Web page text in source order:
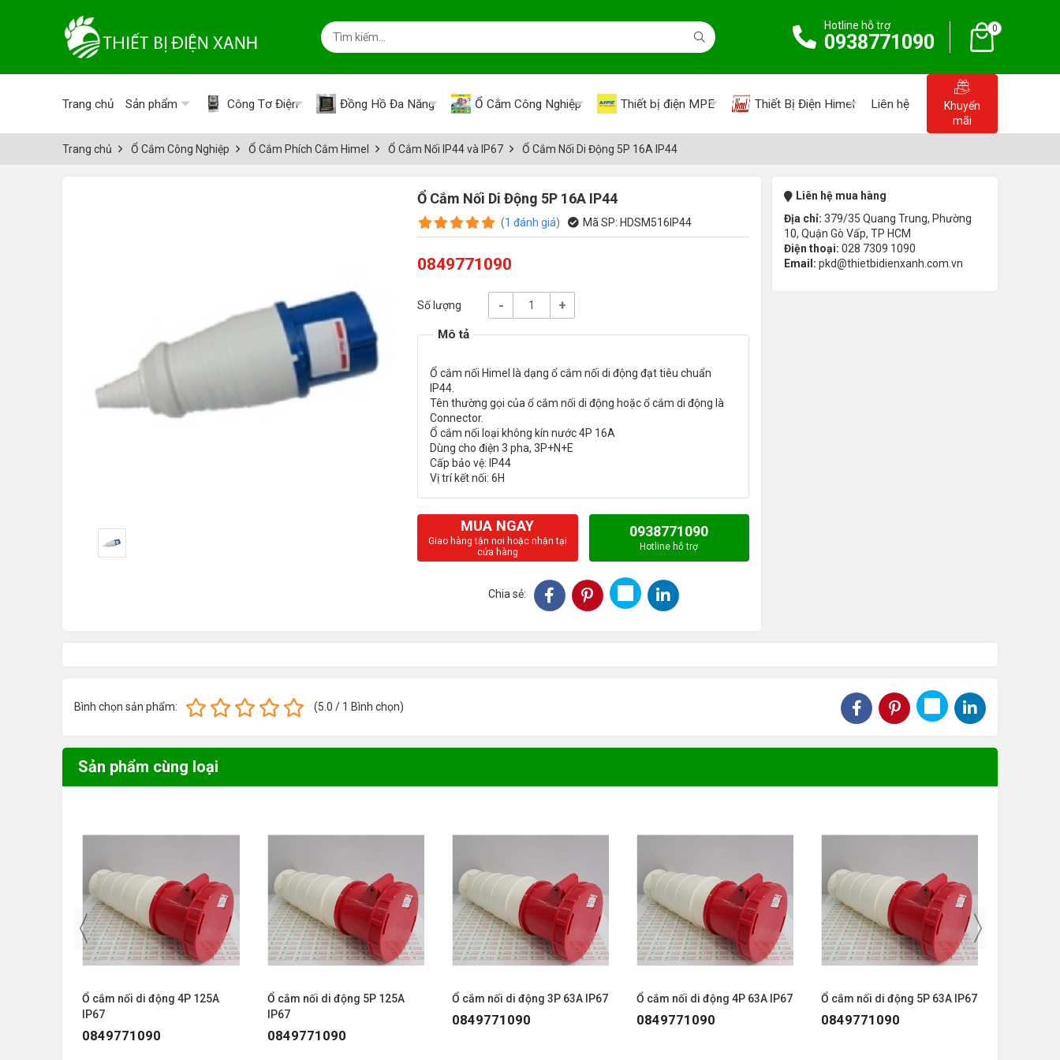
Hotline hỗ trợ
0938771090
0
Trang chủ Sản phẩm Công Tơ Điện Đồng Hồ Đa Năng Ổ Cắm Công Nghiệp Thiết bị điện MPE Thiết Bị Điện Himel Liên hệ
Khuyến
mãi
Trang chủ Ổ Cắm Công Nghiệp Ổ Cắm Phích Cắm Himel Ổ Cắm Nối IP44 và IP67 Ổ Cắm Nối Di Động 5P 16A IP44
Ổ Cắm Nối Di Động 5P 16A IP44
(1 đánh giá) Mã SP: HDSM516IP44
0849771090
Số lượng - +
Ổ cắm nối Himel là dạng ổ cắm nối di động đạt tiêu chuẩn
IP44.
Tên thường gọi của ổ cắm nối di động hoặc ổ cắm di động là
Connector.
Ổ cắm nối loại không kín nước 4P 16A
Dùng cho điện 3 pha, 3P+N+E
Cấp bảo vệ: IP44
MUA NGAY
Giao hàng tận nơi hoặc nhận tại
cửa hàng
0938771090
Hotline hỗ trợ
Chia sẻ:
Liên hệ mua hàng
Địa chỉ: 379/35 Quang Trung, Phường
10, Quận Gò Vấp, TP HCM
Điện thoại: 028 7309 1090
Email: pkd@thietbidienxanh.com.vn
Bình chọn sản phẩm: (5.0 / 1 Bình chọn)
Sản phẩm cùng loại
Ổ cắm nối di động 4P 125A
IP67
0849771090
Ổ cắm nối di động 5P 125A
IP67
0849771090
Ổ cắm nối di động 3P 63A IP67
0849771090
Ổ cắm nối di động 4P 63A IP67
0849771090
Ổ cắm nối di động 5P 63A IP67
0849771090